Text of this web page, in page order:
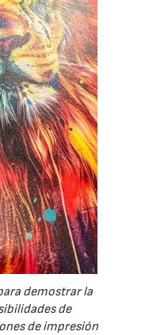
demostrar la
de
de impresión